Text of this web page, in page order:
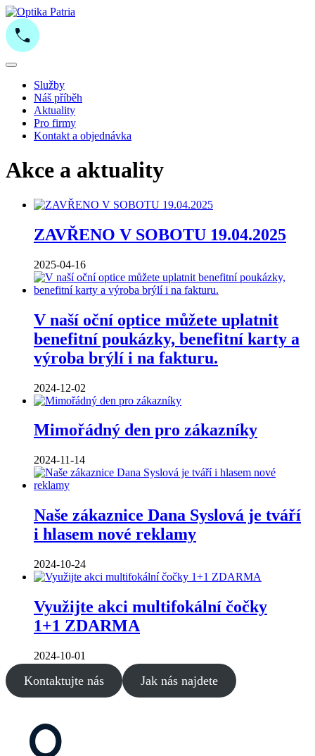
Služby
Náš příběh
Aktuality
Pro firmy
Kontakt a objednávka
Akce a aktuality
ZAVŘENO V SOBOTU 19.04.2025
2025-04-16
V naší oční optice můžete uplatnit
benefitní poukázky, benefitní karty a
výroba brýlí i na fakturu.
2024-12-02
Mimořádný den pro zákazníky
2024-11-14
Naše zákaznice Dana Syslová je tváří
i hlasem nové reklamy
2024-10-24
Využijte akci multifokální čočky
1+1 ZDARMA
2024-10-01
Kontaktujte nás Jak nás najdete